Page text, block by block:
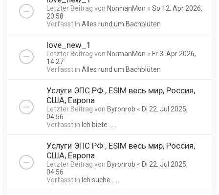
Letzter Beitrag von NormanMon « So 12. Apr 2026,
20:58
Verfasst in Alles rund um Bachblüten
love_new_1
Letzter Beitrag von NormanMon « Fr 3. Apr 2026,
14:27
Verfasst in Alles rund um Bachblüten
Услуги ЭПС РФ , ESIM весь мир, Россия,
США, Европа
Letzter Beitrag von Byronrob « Di 22. Jul 2025,
04:56
Verfasst in Ich biete .....
Услуги ЭПС РФ , ESIM весь мир, Россия,
США, Европа
Letzter Beitrag von Byronrob « Di 22. Jul 2025,
04:56
Verfasst in Ich suche .....